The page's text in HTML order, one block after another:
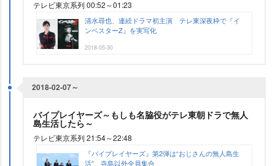
テレビ東京系列 00:52～01:23
清水尋也、連続ドラマ初主演 テレ東深夜枠で『イ
ンベスターZ』を実写化
2018-05-30
2018-02-07～
バイプレイヤーズ～もしも名脇役がテレ東朝ドラで無人
島生活したら～
テレビ東京系列 21:54～22:48
『バイプレイヤーズ』第2弾は“おじさんの無人島生
活” 寺島以外全員集合